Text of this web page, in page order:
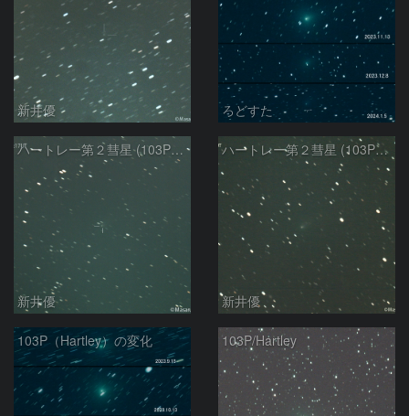
新井優 ろどすた
ハートレー第２彗星 (103P)：2023/12/23
新井優
ハートレー第２彗星 (103P)：2023/12/18
新井優
103P（Hartley）の変化 103P/Hartley